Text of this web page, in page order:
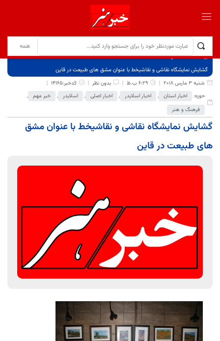
برگ نخست
نوشته‌ها
گشایش نمایشگاه نقاشی و نقاشیخط با عنوان مشق های طبیعت در قاین
شنبه 3 مارس 2018
6:29 ب.ظ بدون نظر
کدخبر:14165
حوزه:
اخبار استان , اخبار اسلایدر , اخبار اصلی , اسلایدر , خبر مهم ,
فرهنگ و هنر
گشایش نمایشگاه نقاشی و نقاشیخط با عنوان مشق
های طبیعت در قاین